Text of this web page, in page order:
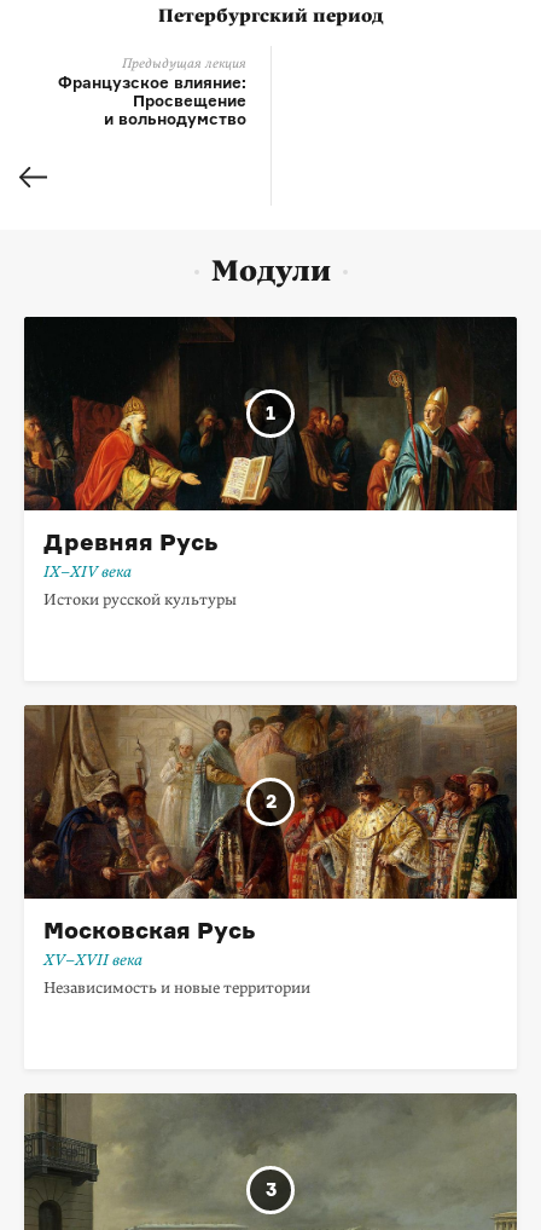
Петербургский период
Предыдущая лекция
Французское влияние:
Просвещение
и вольнодумство
Модули
Древняя Русь
IX–XIV века
Истоки русской культуры
Московская Русь
XV–XVII века
Независимость и новые территории